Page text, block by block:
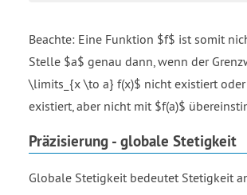
Beachte: Eine Funktion $f$ ist somit
Stelle $a$ genau dann, wenn der
\limits_{x \to a} f(x)$ nicht existiert
existiert, aber nicht mit $f(a)$
Präzisierung - globale Stetigkeit
Globale Stetigkeit bedeutet Stetigkeit